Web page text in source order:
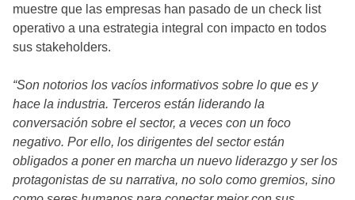
muestre que las empresas han pasado de un check list
operativo a una estrategia integral con impacto en todos
sus stakeholders.
“Son notorios los vacíos informativos sobre lo que es y
hace la industria. Terceros están liderando la
conversación sobre el sector, a veces con un foco
negativo. Por ello, los dirigentes del sector están
obligados a poner en marcha un nuevo liderazgo y ser los
protagonistas de su narrativa, no solo como gremios, sino